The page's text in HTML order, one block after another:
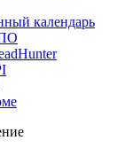
календарь